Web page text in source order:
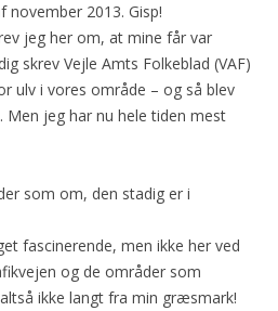
2013. Gisp!
jeg her om, at mine får var
skrev Vejle Amts Folkeblad (VAF)
ulv i vores område – og så blev
Men jeg har nu hele tiden mest
som om, den stadig er i
fascinerende, men ikke her ved
og de områder som
ikke langt fra min græsmark!